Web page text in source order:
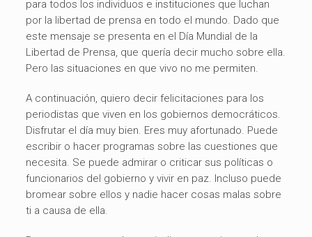
para todos los individuos e instituciones que luchan
por la libertad de prensa en todo el mundo. Dado que
este mensaje se presenta en el Día Mundial de la
Libertad de Prensa, que quería decir mucho sobre ella.
Pero las situaciones en que vivo no me permiten.
A continuación, quiero decir felicitaciones para los
periodistas que viven en los gobiernos democráticos.
Disfrutar el día muy bien. Eres muy afortunado. Puede
escribir o hacer programas sobre las cuestiones que
necesita. Se puede admirar o criticar sus políticas o
funcionarios del gobierno y vivir en paz. Incluso puede
bromear sobre ellos y nadie hacer cosas malas sobre
ti a causa de ella.